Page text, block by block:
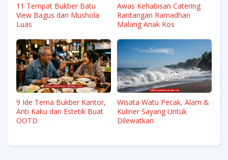
11 Tempat Bukber Batu
View Bagus dan Mushola
Luas
Awas Kehabisan Catering
Rantangan Ramadhan
Malang Anak Kos
9 Ide Tema Bukber Kantor,
Anti Kaku dan Estetik Buat
OOTD
Wisata Watu Pecak, Alam &
Kuliner Sayang Untuk
Dilewatkan